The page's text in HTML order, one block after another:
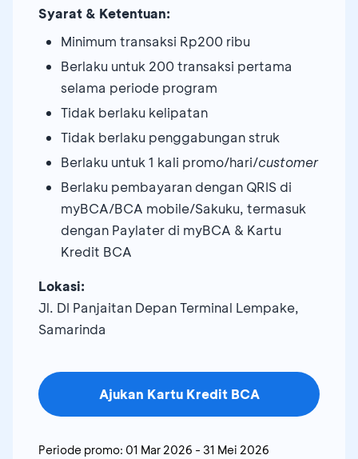
Syarat & Ketentuan:
Minimum transaksi Rp200 ribu
Berlaku untuk 200 transaksi pertama
selama periode program
Tidak berlaku kelipatan
Tidak berlaku penggabungan struk
Berlaku untuk 1 kali promo/hari/customer
Berlaku pembayaran dengan QRIS di
myBCA/BCA mobile/Sakuku, termasuk
dengan Paylater di myBCA & Kartu
Kredit BCA
Lokasi:
Jl. DI Panjaitan Depan Terminal Lempake,
Samarinda
Ajukan Kartu Kredit BCA
Periode promo: 01 Mar 2026 - 31 Mei 2026